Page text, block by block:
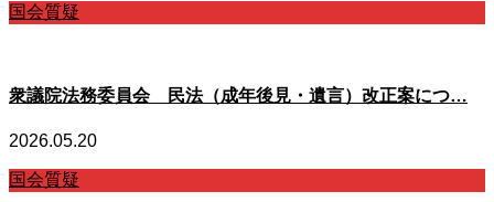
国会質疑
衆議院法務委員会 民法（成年後見・遺言）改正案につ…
2026.05.20
国会質疑